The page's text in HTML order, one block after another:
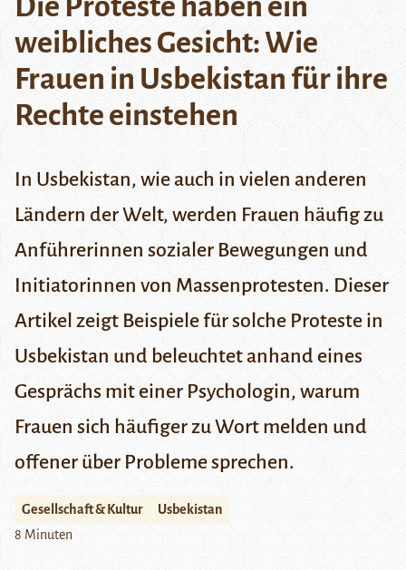
Die Proteste haben ein
weibliches Gesicht: Wie
Frauen in Usbekistan für ihre
Rechte einstehen
In Usbekistan, wie auch in vielen anderen
Ländern der Welt, werden Frauen häufig zu
Anführerinnen sozialer Bewegungen und
Initiatorinnen von Massenprotesten. Dieser
Artikel zeigt Beispiele für solche Proteste in
Usbekistan und beleuchtet anhand eines
Gesprächs mit einer Psychologin, warum
Frauen sich häufiger zu Wort melden und
offener über Probleme sprechen.
Gesellschaft & Kultur
Usbekistan
8 Minuten